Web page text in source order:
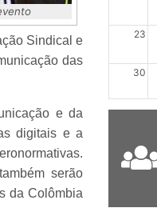
Sindical e
das
e da
digitais e a
serão
da Colômbia
23
30